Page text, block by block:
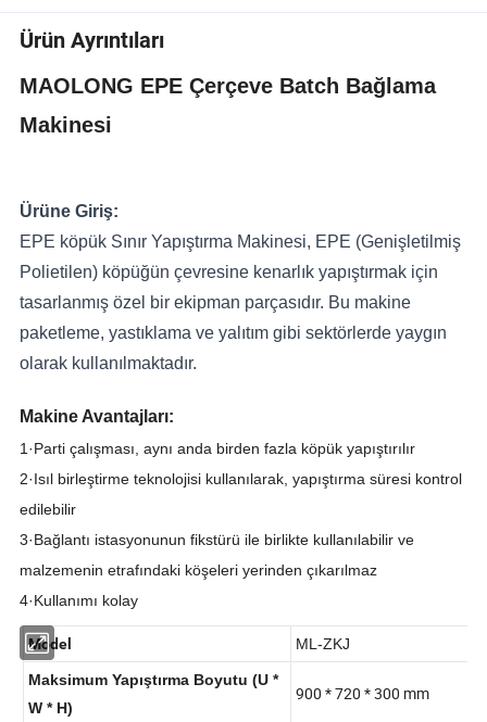
Ürün Ayrıntıları
MAOLONG EPE Çerçeve Batch Bağlama
Makinesi
Ürüne Giriş:
EPE köpük Sınır Yapıştırma Makinesi, EPE (Genişletilmiş
Polietilen) köpüğün çevresine kenarlık yapıştırmak için
tasarlanmış özel bir ekipman parçasıdır. Bu makine
paketleme, yastıklama ve yalıtım gibi sektörlerde yaygın
olarak kullanılmaktadır.
Makine Avantajları:
1·Parti çalışması, aynı anda birden fazla köpük yapıştırılır
2·Isıl birleştirme teknolojisi kullanılarak, yapıştırma süresi kontrol
edilebilir
3·Bağlantı istasyonunun fikstürü ile birlikte kullanılabilir ve
malzemenin etrafındaki köşeleri yerinden çıkarılmaz
4·Kullanımı kolay